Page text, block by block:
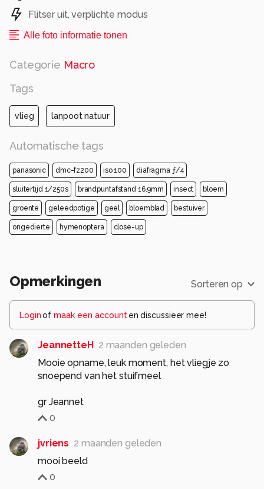
Flitser uit, verplichte modus
Alle foto informatie tonen
Categorie Macro
Tags
vlieg lanpoot natuur
Automatische tags
panasonic dmc-fz200 iso 100 diafragma ƒ/4
sluitertijd 1/250s brandpuntafstand 16.9mm insect bloem
groente geleedpotige geel bloemblad bestuiver
ongedierte hymenoptera close-up
Opmerkingen Sorteren op
Loginof maak een account en discussieer mee!
JeannetteH
2 maanden geleden
Mooie opname, leuk moment, het vliegje zo
snoepend van het stuifmeel
gr Jeannet
0
jvriens 2 maanden geleden
mooi beeld
0